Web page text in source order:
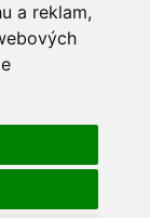
a reklam,